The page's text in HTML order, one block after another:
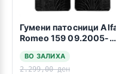
Гумени патосници
Romeo 159 09.2005-
ВО ЗАЛИХА
2.299,00ден